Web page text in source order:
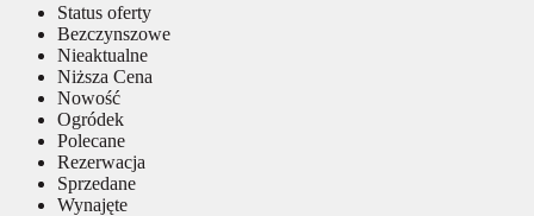
Status oferty
Bezczynszowe
Nieaktualne
Niższa Cena
Nowość
Ogródek
Polecane
Rezerwacja
Sprzedane
Wynajęte